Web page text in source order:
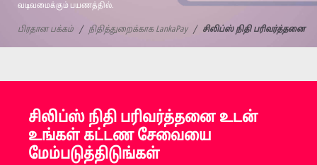
வடிவமைக்கும் பயணத்தில்.
பிரதான பக்கம் நிதித்துறைக்காக LankaPay சிலிப்ஸ் நிதி பரிவர்த்தனை
சிலிப்ஸ் நிதி பரிவர்த்தனை உடன்
உங்கள் கட்டண சேவையை
மேம்படுத்திடுங்கள்